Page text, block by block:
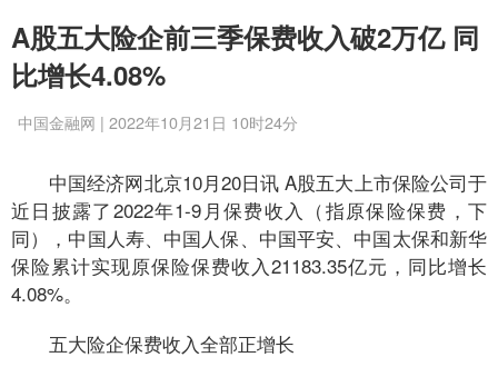
A股五大险企前三季保费收入破2万亿 同
比增长4.08%
中国金融网 | 2022年10月21日 10时24分
中国经济网北京10月20日讯 A股五大上市保险公司于
近日披露了2022年1-9月保费收入（指原保险保费，下
同），中国人寿、中国人保、中国平安、中国太保和新华
保险累计实现原保险保费收入21183.35亿元，同比增长
4.08%。
五大险企保费收入全部正增长